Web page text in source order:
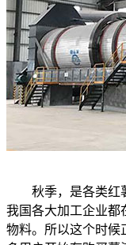
秋季，是各类红薯
我国各大加工企业都
物料。所以这个时候